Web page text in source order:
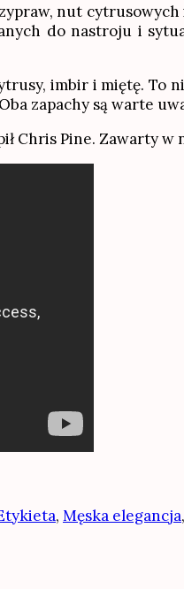
nut
do nastroju i
imbir i miętę. To
zapachy są warte
Pine. Zawarty w
, Męska elegancja,